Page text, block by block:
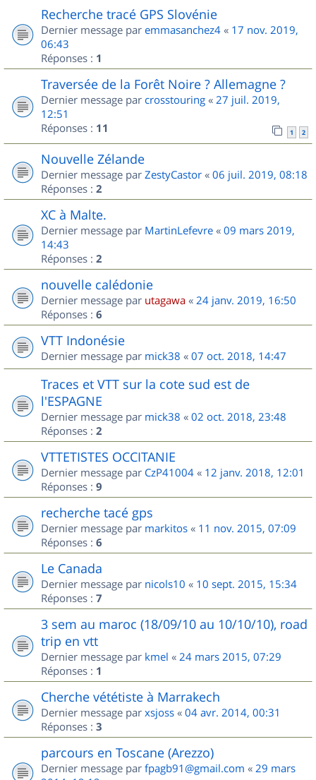
Recherche tracé GPS Slovénie
Dernier message par emmasanchez4 « 17 nov. 2019,
06:43
Réponses : 1
Traversée de la Forêt Noire ? Allemagne ?
Dernier message par crosstouring « 27 juil. 2019,
12:51
Réponses : 11 1 2
Nouvelle Zélande
Dernier message par ZestyCastor « 06 juil. 2019, 08:18
Réponses : 2
XC à Malte.
Dernier message par MartinLefevre « 09 mars 2019,
14:43
Réponses : 2
nouvelle calédonie
Dernier message par utagawa « 24 janv. 2019, 16:50
Réponses : 6
VTT Indonésie
Dernier message par mick38 « 07 oct. 2018, 14:47
Traces et VTT sur la cote sud est de
l'ESPAGNE
Dernier message par mick38 « 02 oct. 2018, 23:48
Réponses : 2
VTTETISTES OCCITANIE
Dernier message par CzP41004 « 12 janv. 2018, 12:01
Réponses : 9
recherche tacé gps
Dernier message par markitos « 11 nov. 2015, 07:09
Réponses : 6
Le Canada
Dernier message par nicols10 « 10 sept. 2015, 15:34
Réponses : 7
3 sem au maroc (18/09/10 au 10/10/10), road
trip en vtt
Dernier message par kmel « 24 mars 2015, 07:29
Réponses : 1
Cherche vététiste à Marrakech
Dernier message par xsjoss « 04 avr. 2014, 00:31
Réponses : 3
parcours en Toscane (Arezzo)
Dernier message par fpagb91@gmail.com « 29 mars